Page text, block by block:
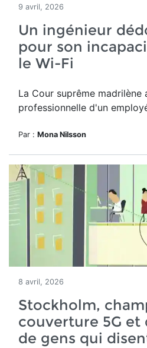
9 avril, 2026
Un ingénieur
pour son
le Wi-Fi
La Cour suprême madrilène
professionnelle d'un
Par : Mona Nilsson
8 avril, 2026
Stockholm,
couverture 5G et
de gens qui